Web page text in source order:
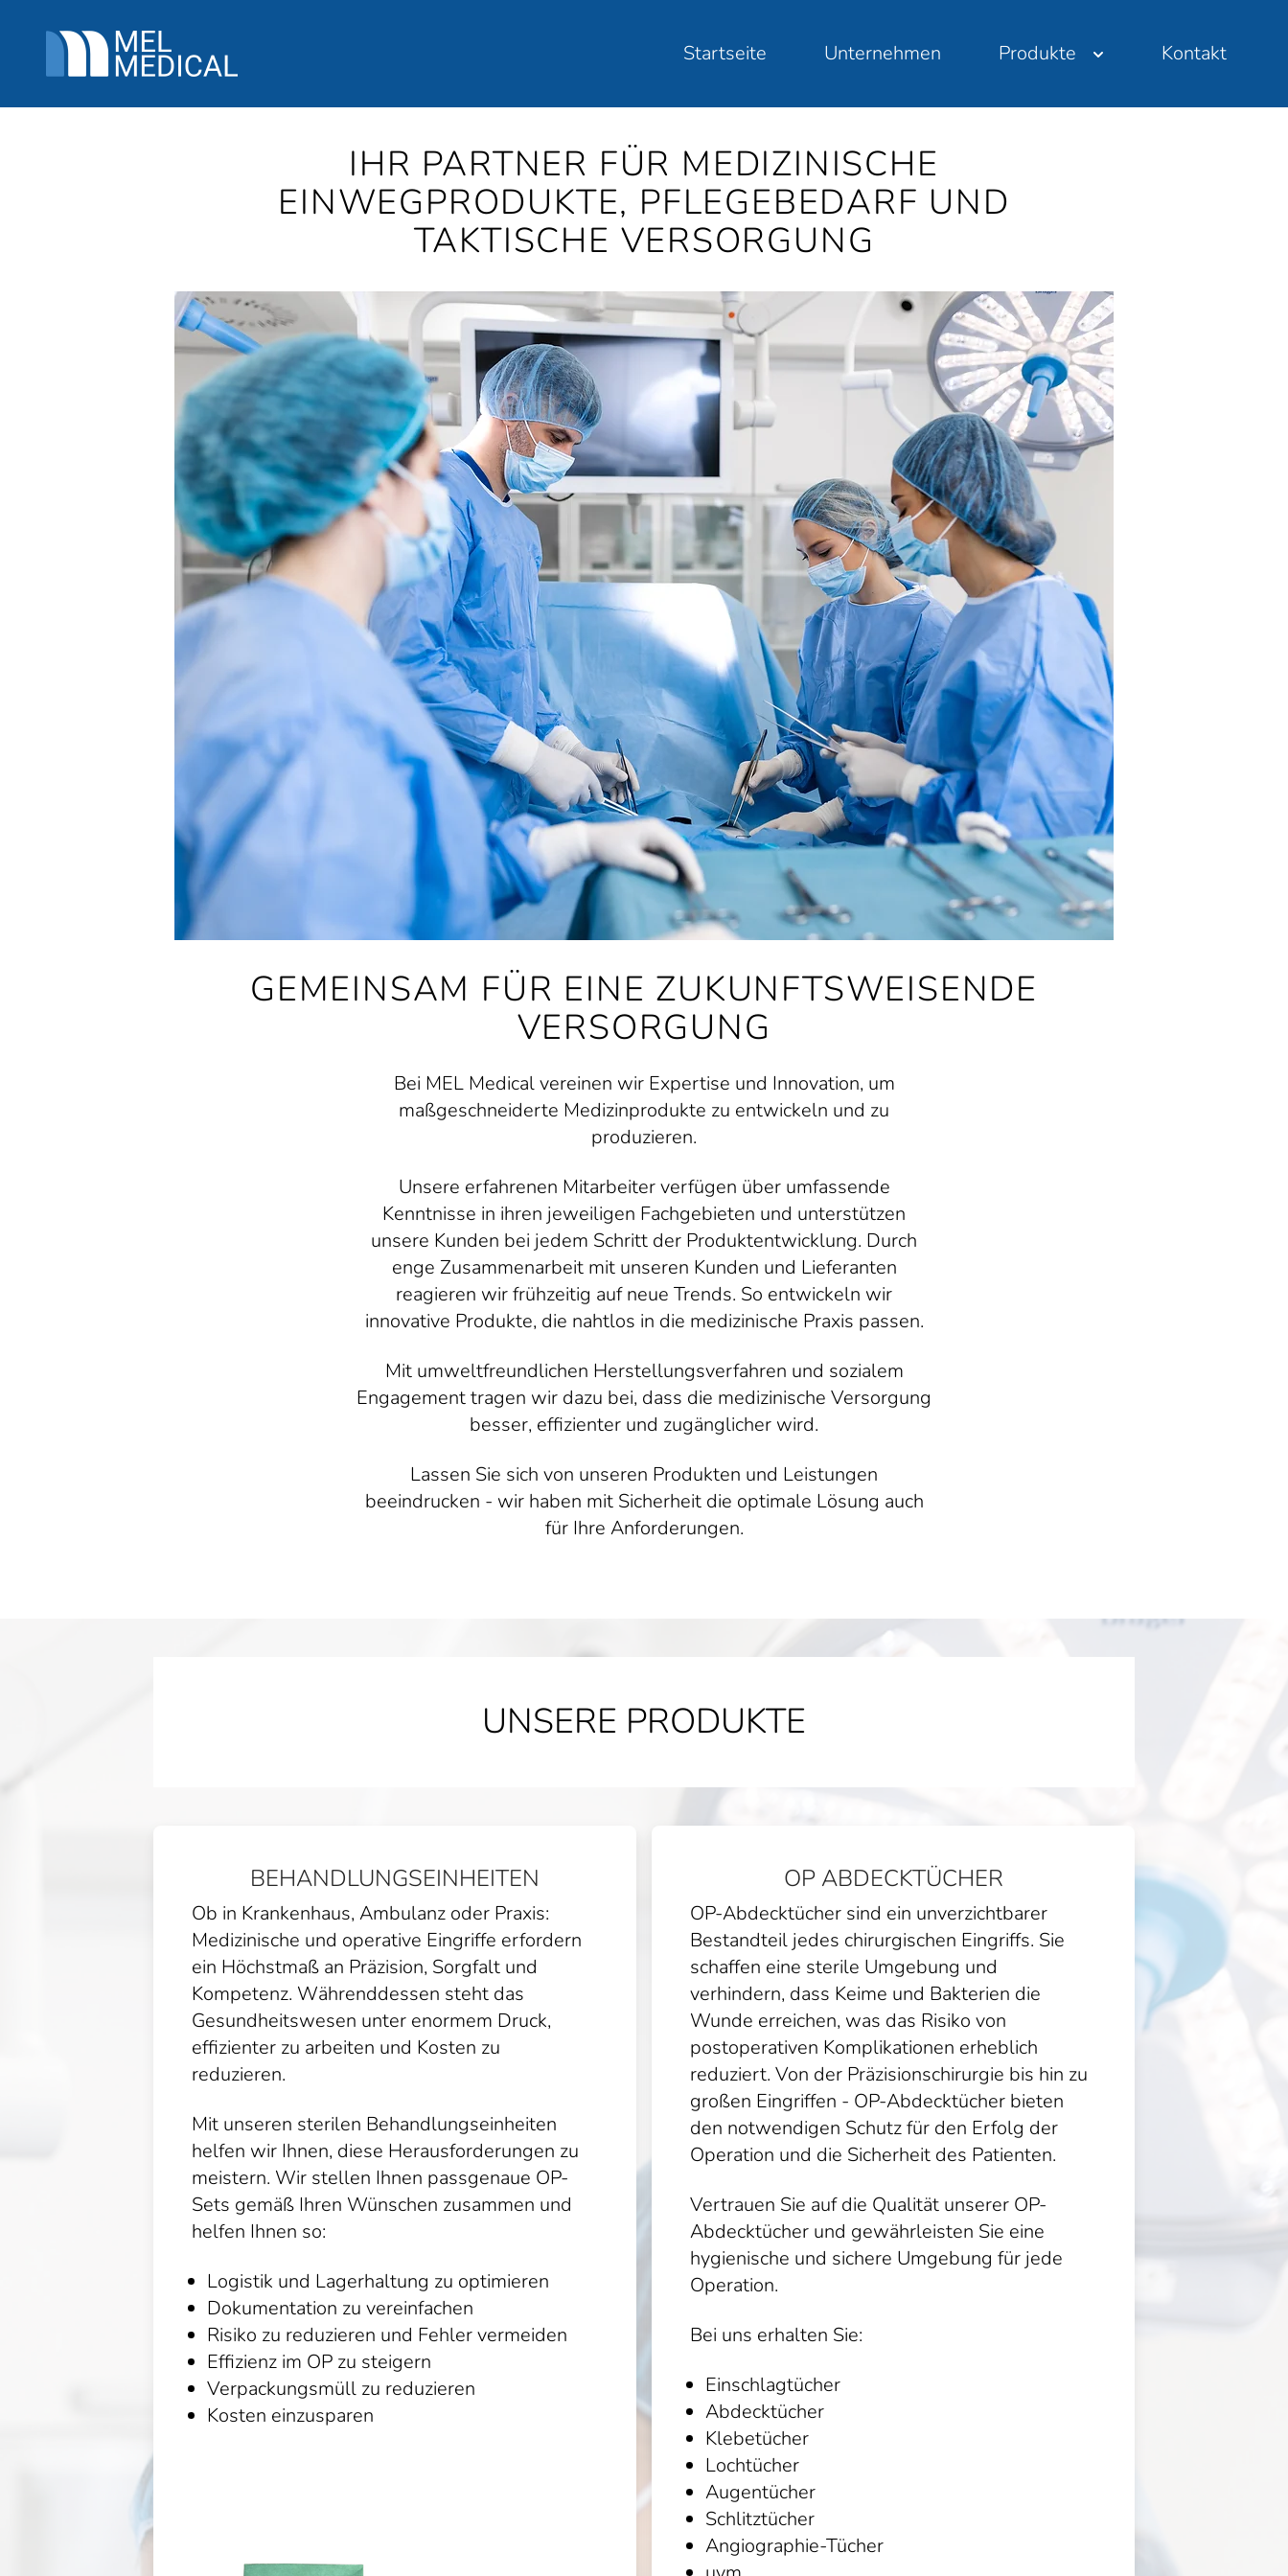
Startseite Unternehmen Produkte Kontakt
IHR PARTNER FÜR MEDIZINISCHE
EINWEGPRODUKTE, PFLEGEBEDARF UND
TAKTISCHE VERSORGUNG
GEMEINSAM FÜR EINE ZUKUNFTSWEISENDE
VERSORGUNG
Bei MEL Medical vereinen wir Expertise und Innovation, um
maßgeschneiderte Medizinprodukte zu entwickeln und zu
produzieren.
Unsere erfahrenen Mitarbeiter verfügen über umfassende
Kenntnisse in ihren jeweiligen Fachgebieten und unterstützen
unsere Kunden bei jedem Schritt der Produktentwicklung. Durch
enge Zusammenarbeit mit unseren Kunden und Lieferanten
reagieren wir frühzeitig auf neue Trends. So entwickeln wir
innovative Produkte, die nahtlos in die medizinische Praxis passen.
Mit umweltfreundlichen Herstellungsverfahren und sozialem
Engagement tragen wir dazu bei, dass die medizinische Versorgung
besser, effizienter und zugänglicher wird.
Lassen Sie sich von unseren Produkten und Leistungen
beeindrucken - wir haben mit Sicherheit die optimale Lösung auch
für Ihre Anforderungen.
UNSERE PRODUKTE
BEHANDLUNGSEINHEITEN
Ob in Krankenhaus, Ambulanz oder Praxis:
Medizinische und operative Eingriffe erfordern
ein Höchstmaß an Präzision, Sorgfalt und
Kompetenz. Währenddessen steht das
Gesundheitswesen unter enormem Druck,
effizienter zu arbeiten und Kosten zu
reduzieren.
Mit unseren sterilen Behandlungseinheiten
helfen wir Ihnen, diese Herausforderungen zu
meistern. Wir stellen Ihnen passgenaue OP-
Sets gemäß Ihren Wünschen zusammen und
helfen Ihnen so:
Logistik und Lagerhaltung zu optimieren
Dokumentation zu vereinfachen
Risiko zu reduzieren und Fehler vermeiden
Effizienz im OP zu steigern
Verpackungsmüll zu reduzieren
Kosten einzusparen
OP ABDECKTÜCHER
OP-Abdecktücher sind ein unverzichtbarer
Bestandteil jedes chirurgischen Eingriffs. Sie
schaffen eine sterile Umgebung und
verhindern, dass Keime und Bakterien die
Wunde erreichen, was das Risiko von
postoperativen Komplikationen erheblich
reduziert. Von der Präzisionschirurgie bis hin zu
großen Eingriffen - OP-Abdecktücher bieten
den notwendigen Schutz für den Erfolg der
Operation und die Sicherheit des Patienten.
Vertrauen Sie auf die Qualität unserer OP-
Abdecktücher und gewährleisten Sie eine
hygienische und sichere Umgebung für jede
Operation.
Bei uns erhalten Sie:
Einschlagtücher
Abdecktücher
Klebetücher
Lochtücher
Augentücher
Schlitztücher
Angiographie-Tücher